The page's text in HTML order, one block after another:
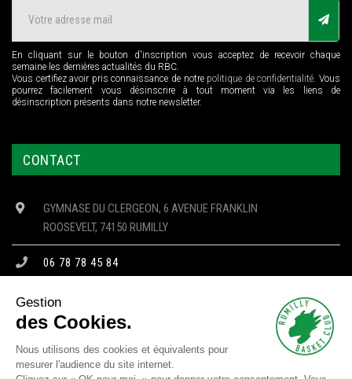
En cliquant sur le bouton d'inscription vous acceptez de recevoir chaque
semaine les dernières actualités du RBC.
Vous certifiez avoir pris connaissance de notre politique de confidentialité. Vous
pourrez facilement vous désinscrire à tout moment via les liens de
désinscription présents dans notre newsletter.
CONTACT
GYMNASE DU CLERGEON, 6 AVENUE FRANKLIN
ROOSEVELT, 74150 RUMILLY
06 78 78 45 84
CONTACT@RBC74.FR
Copyright © 2023 RBC - Tous droits réservés - Mentions Légales-
Gestion
des Cookies.
Nous utilisons des cookies et équivalents pour
mesurer l'audience du site internet.